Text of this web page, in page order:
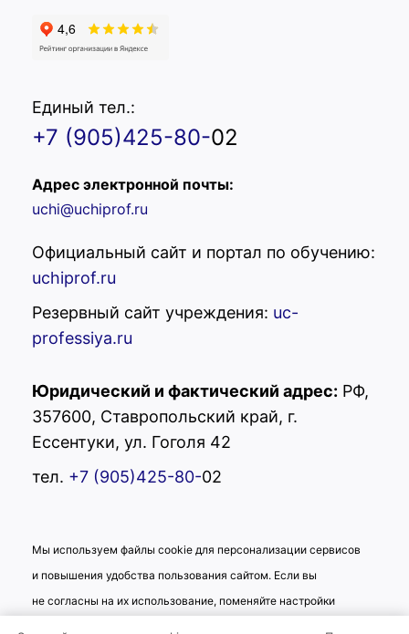
Единый тел.:
+7 (905)425-80-02
Адрес электронной почты:
uchi@uchiprof.ru
Официальный сайт и портал по обучению:
uchiprof.ru
Резервный сайт учреждения: uc-
professiya.ru
Юридический и фактический адрес: РФ,
357600, Ставропольский край, г.
Ессентуки, ул. Гоголя 42
тел. +7 (905)425-80-02
Мы используем файлы cookie для персонализации сервисов
и повышения удобства пользования сайтом. Если вы
не согласны на их использование, поменяйте настройки